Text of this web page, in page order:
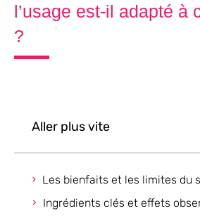
l’usage est-il adapté à
?
Aller plus vite
Ingrédients clés et effets